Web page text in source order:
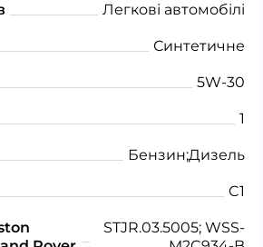
Легкові автомобілі
Синтетичне
5W-30
1
Бензин;Дизель
C1
STJR.03.5005; WSS-